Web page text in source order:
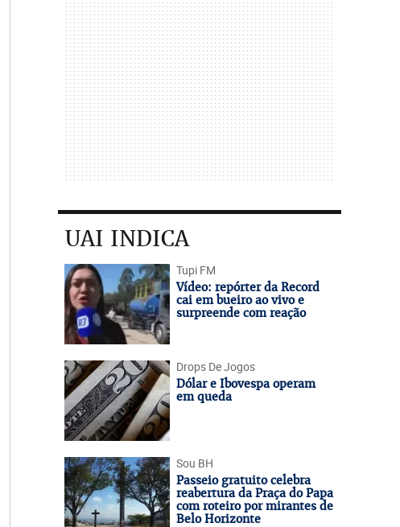
UAI INDICA
Tupi FM
Vídeo: repórter da Record
cai em bueiro ao vivo e
surpreende com reação
Drops De Jogos
Dólar e Ibovespa operam
em queda
Sou BH
Passeio gratuito celebra
reabertura da Praça do Papa
com roteiro por mirantes de
Belo Horizonte